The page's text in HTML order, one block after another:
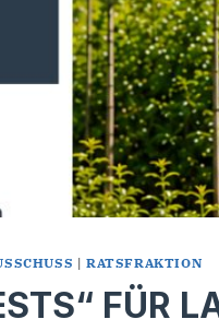
| RATSFRAKTION
FÜR